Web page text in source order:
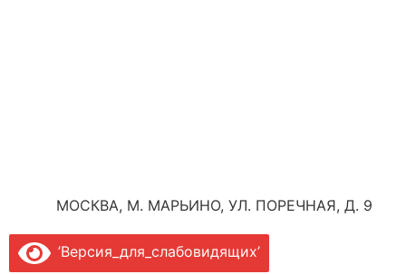
МОСКВА, М. МАРЬИНО, УЛ. ПОРЕЧНАЯ, Д. 9
’Версия_для_слабовидящих’